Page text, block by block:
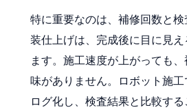
特に重要なのは、補修回数と
装仕上げは、完成後に目に見
ます。施工速度が上がっても
味がありません。ロボット施
ログ化し、検査結果と比較す